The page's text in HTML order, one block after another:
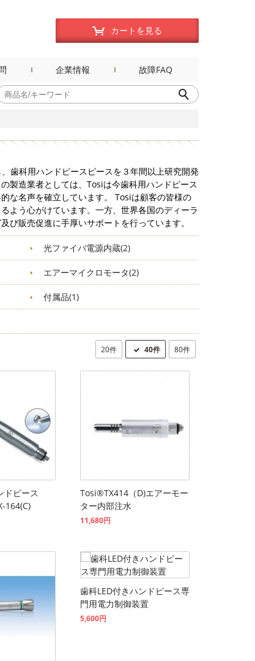
カートを見る
企業情報 故障FAQ
歯科用ハンドピースピースを３年間以上研究開発
製造業者としては、Tosiは今歯科用ハンドピース
な名声を確立しています。 Tosiは顧客の皆様の
よう心がけています。一方、世界各国のディーラ
び販売促進に手厚いサポートを行っています。
光ファイバ電源内蔵(2)
エアーマイクロモータ(2)
付属品(1)
20件 40件 80件
ドピース
164(C)
Tosi®TX414（D)エアーモー
ター内部注水
11,680円
歯科LED付きハンドピース専
門用電力制御装置
5,600円